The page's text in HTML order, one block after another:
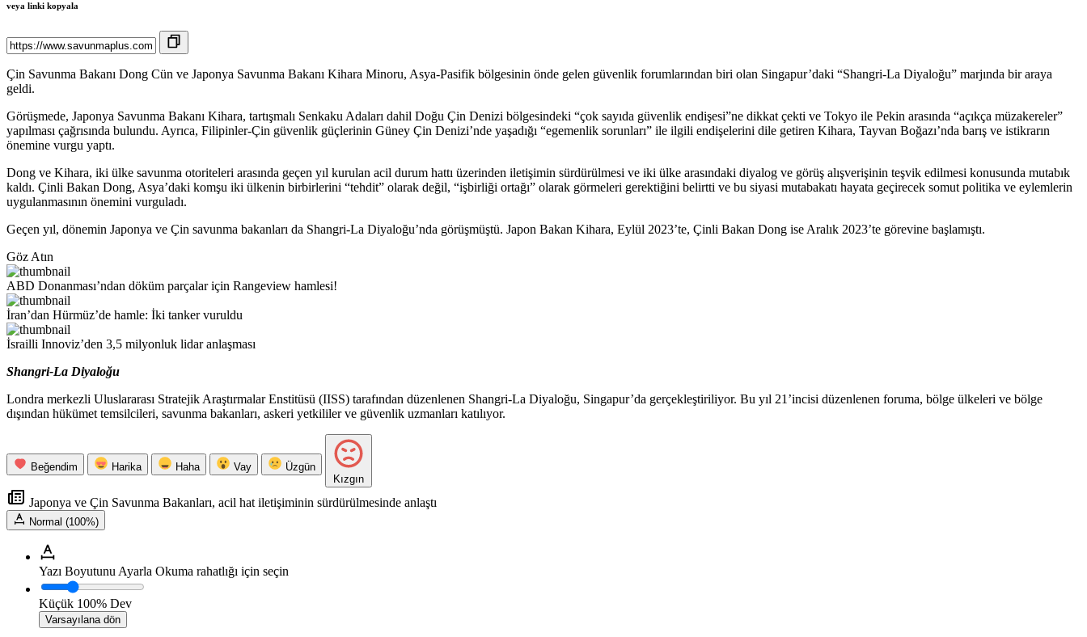
veya linki kopyala
Çin Savunma Bakanı Dong Cün ve Japonya Savunma Bakanı Kihara Minoru, Asya-Pasifik bölgesinin önde gelen güvenlik forumlarından biri olan Singapur’daki “Shangri-La Diyaloğu” marjında bir araya
geldi.
Görüşmede, Japonya Savunma Bakanı Kihara, tartışmalı Senkaku Adaları dahil Doğu Çin Denizi bölgesindeki “çok sayıda güvenlik endişesi”ne dikkat çekti ve Tokyo ile Pekin arasında “açıkça müzakereler”
yapılması çağrısında bulundu. Ayrıca, Filipinler-Çin güvenlik güçlerinin Güney Çin Denizi’nde yaşadığı “egemenlik sorunları” ile ilgili endişelerini dile getiren Kihara, Tayvan Boğazı’nda barış ve istikrarın
önemine vurgu yaptı.
Dong ve Kihara, iki ülke savunma otoriteleri arasında geçen yıl kurulan acil durum hattı üzerinden iletişimin sürdürülmesi ve iki ülke arasındaki diyalog ve görüş alışverişinin teşvik edilmesi konusunda mutabık
kaldı. Çinli Bakan Dong, Asya’daki komşu iki ülkenin birbirlerini “tehdit” olarak değil, “işbirliği ortağı” olarak görmeleri gerektiğini belirtti ve bu siyasi mutabakatı hayata geçirecek somut politika ve eylemlerin
uygulanmasının önemini vurguladı.
Geçen yıl, dönemin Japonya ve Çin savunma bakanları da Shangri-La Diyaloğu’nda görüşmüştü. Japon Bakan Kihara, Eylül 2023’te, Çinli Bakan Dong ise Aralık 2023’te görevine başlamıştı.
Göz Atın
ABD Donanması’ndan döküm parçalar için Rangeview hamlesi!
İran’dan Hürmüz’de hamle: İki tanker vuruldu
İsrailli Innoviz’den 3,5 milyonluk lidar anlaşması
Shangri-La Diyaloğu
Londra merkezli Uluslararası Stratejik Araştırmalar Enstitüsü (IISS) tarafından düzenlenen Shangri-La Diyaloğu, Singapur’da gerçekleştiriliyor. Bu yıl 21’incisi düzenlenen foruma, bölge ülkeleri ve bölge
dışından hükümet temsilcileri, savunma bakanları, askeri yetkililer ve güvenlik uzmanları katılıyor.
Beğendim Harika Haha Vay
Üzgün
Kızgın
Japonya ve Çin Savunma Bakanları, acil hat iletişiminin sürdürülmesinde anlaştı
Normal (100%)
Yazı Boyutunu Ayarla Okuma rahatlığı için seçin
Küçük 100% Dev
Varsayılana dön